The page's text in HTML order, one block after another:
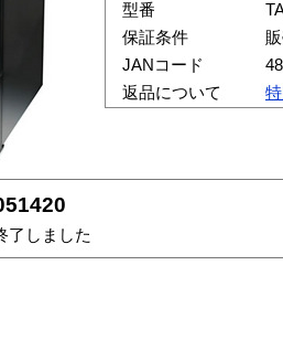
型番
保証条件
JANコード
返品について
了しました